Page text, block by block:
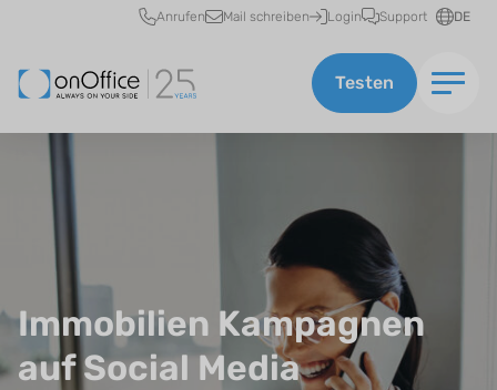
Schnellzugriff
Anrufen Mail schreiben Login Support DE
Testen
Immobilien Kampagnen
auf Social Media